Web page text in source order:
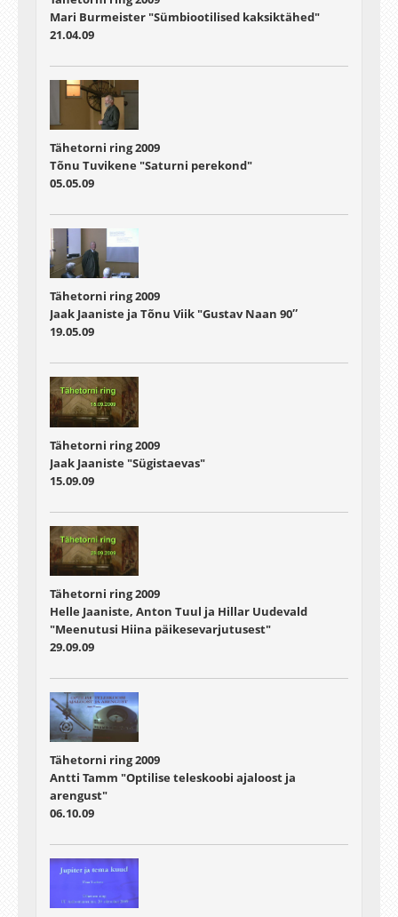
Mari Burmeister "Sümbiootilised kaksiktähed"
21.04.09
Tähetorni ring 2009
Tõnu Tuvikene "Saturni perekond"
05.05.09
Tähetorni ring 2009
Jaak Jaaniste ja Tõnu Viik "Gustav Naan 90″
19.05.09
Tähetorni ring 2009
Jaak Jaaniste "Sügistaevas"
15.09.09
Tähetorni ring 2009
Helle Jaaniste, Anton Tuul ja Hillar Uudevald
"Meenutusi Hiina päikesevarjutusest"
29.09.09
Tähetorni ring 2009
Antti Tamm "Optilise teleskoobi ajaloost ja
arengust"
06.10.09